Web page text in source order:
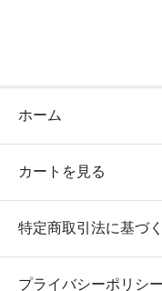
ホーム
カートを見る
特定商取引法に基づ
プライバシーポリシー